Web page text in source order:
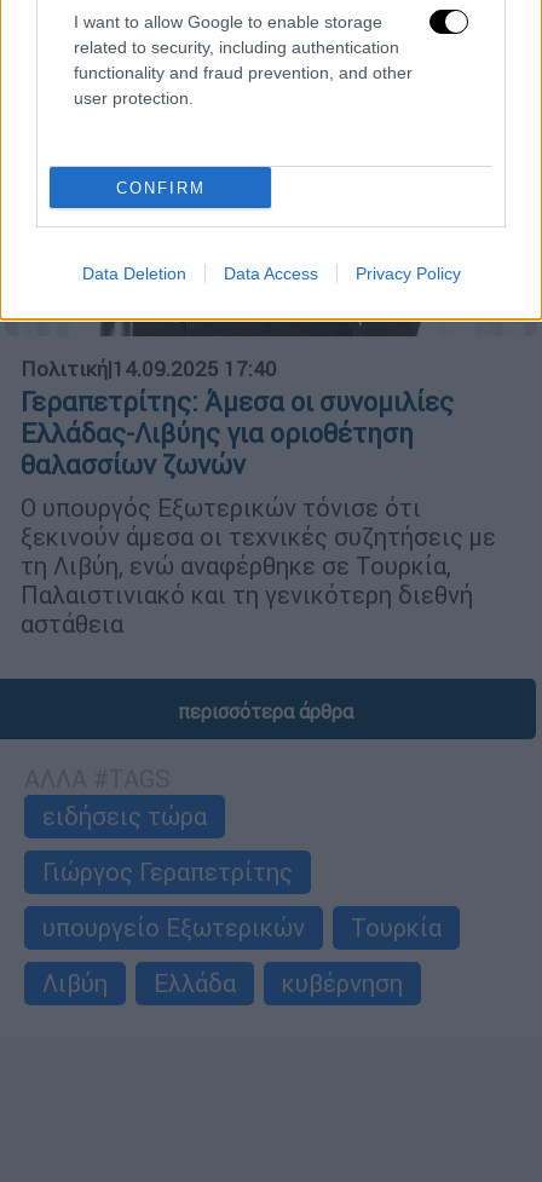
I want to allow Google to enable storage
related to security, including authentication
functionality and fraud prevention, and other
user protection.
CONFIRM
Data Deletion Data Access Privacy Policy
Πολιτική|14.09.2025 17:40
Γεραπετρίτης: Άμεσα οι συνομιλίες
Ελλάδας-Λιβύης για οριοθέτηση
θαλασσίων ζωνών
Ο υπουργός Εξωτερικών τόνισε ότι
ξεκινούν άμεσα οι τεχνικές συζητήσεις με
τη Λιβύη, ενώ αναφέρθηκε σε Τουρκία,
Παλαιστινιακό και τη γενικότερη διεθνή
αστάθεια
περισσότερα άρθρα
ειδήσεις τώρα
Γιώργος Γεραπετρίτης
υπουργείο Εξωτερικών
Τουρκία
Λιβύη
Ελλάδα κυβέρνηση